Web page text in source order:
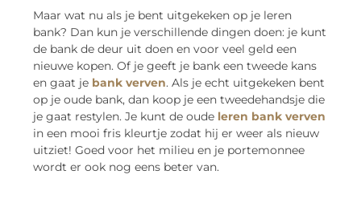
Maar wat nu als je bent uitgekeken op je leren
bank? Dan kun je verschillende dingen doen: je kunt
de bank de deur uit doen en voor veel geld een
nieuwe kopen. Of je geeft je bank een tweede kans
en gaat je bank verven. Als je echt uitgekeken bent
op je oude bank, dan koop je een tweedehandsje die
je gaat restylen. Je kunt de oude leren bank verven
in een mooi fris kleurtje zodat hij er weer als nieuw
uitziet! Goed voor het milieu en je portemonnee
wordt er ook nog eens beter van.